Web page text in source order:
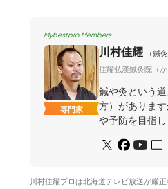
Mybestpro Members
専門家
川村佳耀
（鍼
佳耀弘漢鍼灸院（
鍼や灸という
方）がありま
や予防を目指し
川村佳耀プロは北海道テレビ放送が厳